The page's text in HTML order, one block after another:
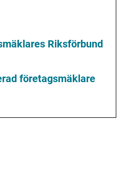
Riksförbund
företagsmäklare